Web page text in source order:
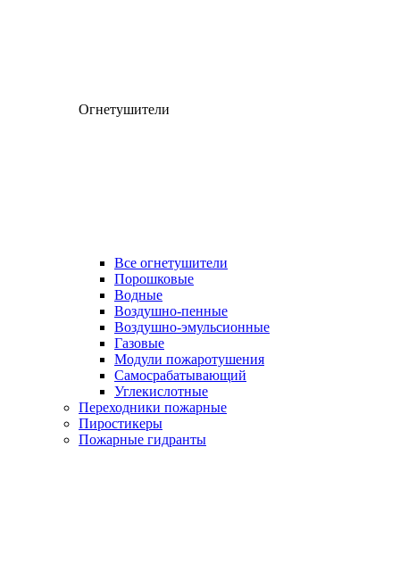
Огнетушители
Все огнетушители
Порошковые
Водные
Воздушно-пенные
Воздушно-эмульсионные
Газовые
Модули пожаротушения
Самосрабатывающий
Углекислотные
Переходники пожарные
Пиростикеры
Пожарные гидранты